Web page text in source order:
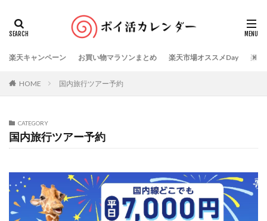
楽天キャンペーン お買い物マラソンまとめ 楽天市場オススメDay 楽天
HOME 国内旅行ツアー予約
CATEGORY
国内旅行ツアー予約